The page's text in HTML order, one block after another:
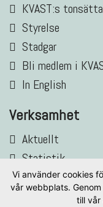
KVAST:s
Styrelse
Stadgar
Bli medlem i
In English
Verksamhet
Aktuellt
Statistik
Nordisk
Vi använder cookies
vår webbplats.
till vår